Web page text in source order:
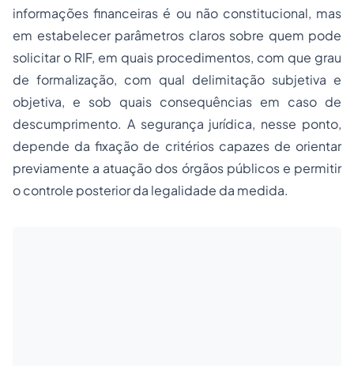
informações financeiras é ou não constitucional, mas
em estabelecer parâmetros claros sobre quem pode
solicitar o RIF, em quais procedimentos, com que grau
de formalização, com qual delimitação subjetiva e
objetiva, e sob quais consequências em caso de
descumprimento. A segurança jurídica, nesse ponto,
depende da fixação de critérios capazes de orientar
previamente a atuação dos órgãos públicos e permitir
o controle posterior da legalidade da medida.